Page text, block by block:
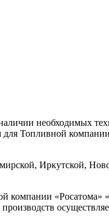
необходимых
Топливной
Иркутской,
компании «Росатома»